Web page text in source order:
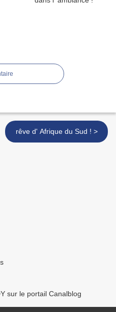
rêve d' Afrique du Sud ! >
sur le portail Canalblog